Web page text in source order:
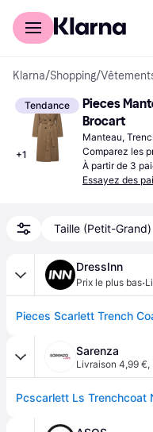
Acheter avec Klarna
Klarna/Shopping/
Tendance
+1
Pieces
Brocart
Manteau,
Comparez les
À partir de 3
Essayez des
Taille (Petit-Grand)
DressInn
Prix le plus bas·
Sarenza
Livraison 4,99 €,